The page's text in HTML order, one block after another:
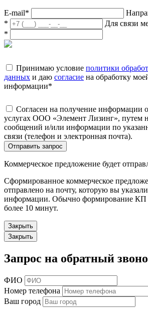
E-mail*
*
Для связи
*
Принимаю условие политики
данных и даю согласие на обработку
информации*
Согласен на получение информации
услугах ООО «Элемент Лизинг», путем
сообщений и/или информации по
связи (телефон и электронная почта).
Отправить запрос
Коммерческое предложение будет
Сформированное коммерческое
отправлено на почту, которую вы
информации. Обычно формирование КП
более 10 минут.
Закрыть
Закрыть
Запрос на обратный
ФИО
Номер телефона
Ваш город